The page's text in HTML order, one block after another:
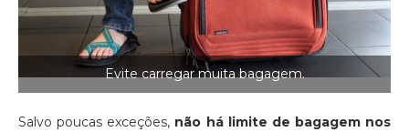
Evite carregar muita bagagem.
Salvo poucas exceções, não há limite de bagagem nos